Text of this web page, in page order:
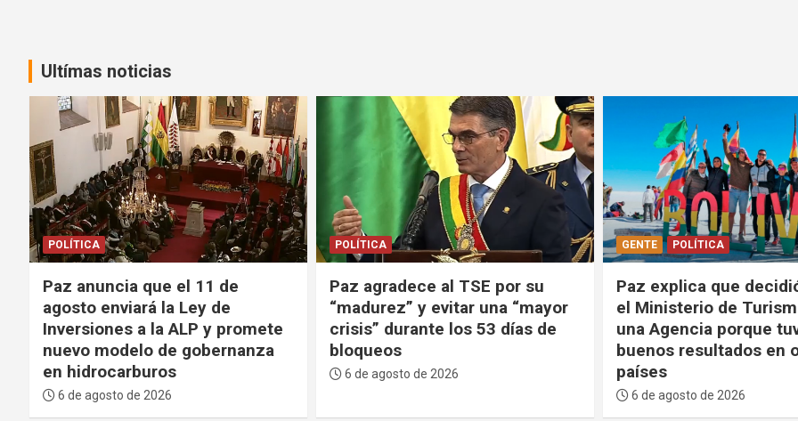
Ultímas noticias
POLÍTICA
Paz agradece al TSE por su
“madurez” y evitar una “mayor
crisis” durante los 53 días de
bloqueos
6 de agosto de 2026
GENTE POLÍTICA
Paz explica que decidió cerrar
el Ministerio de Turismo y crear
una Agencia porque tuvo
buenos resultados en otros
países
POLÍTICA
Paz anuncia que creará
Comisionado para la
Institucional y la
la lucha contra la
6 de agosto de 2026